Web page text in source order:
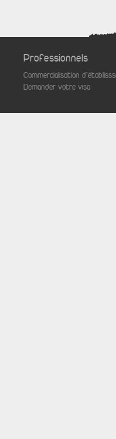
Professionnels
Commercialisation
Demander votre visa